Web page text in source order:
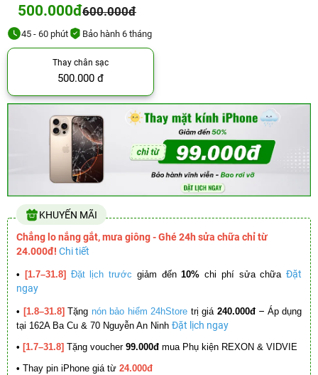
500.000đ600.000đ
45 - 60 phút Bảo hành 6 tháng
Thay chân sạc
500.000 đ
KHUYẾN MÃI
Chẳng lo nắng gắt, mưa giông - Ghé 24h sửa chữa chỉ từ
24.000đ! Chi tiết
• [1.7–31.8] Đặt lịch trước giảm đến10% chi phí sửa chữa Đặt
ngay
• [1.8–31.8] Tặng nón bảo hiểm 24hStore trị giá 240.000đ – Áp dụng
tại 162A Ba Cu & 70 Nguyễn An Ninh Đặt lịch ngay
• [1.7–31.8] Tặng voucher 99.000đ mua Phụ kiện REXON & VIDVIE
• Thay pin iPhone giá từ 24.000đ